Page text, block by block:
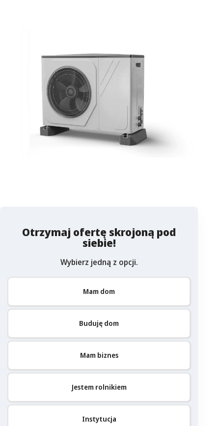
Otrzymaj ofertę skrojoną pod
siebie!
Wybierz jedną z opcji.
Mam dom
Buduję dom
Mam biznes
Jestem rolnikiem
Instytucja